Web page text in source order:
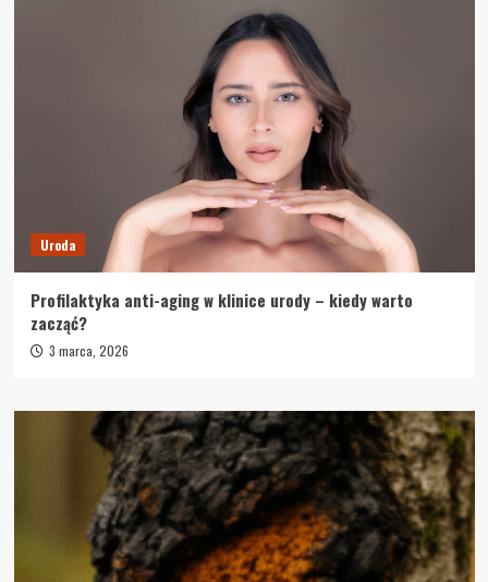
Uroda
Profilaktyka anti-aging w klinice urody – kiedy warto
zacząć?
3 marca, 2026